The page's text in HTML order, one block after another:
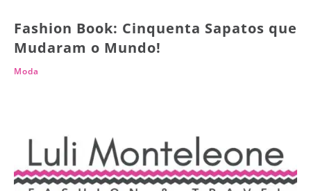
Fashion Book: Cinquenta Sapatos que
Mudaram o Mundo!
Moda